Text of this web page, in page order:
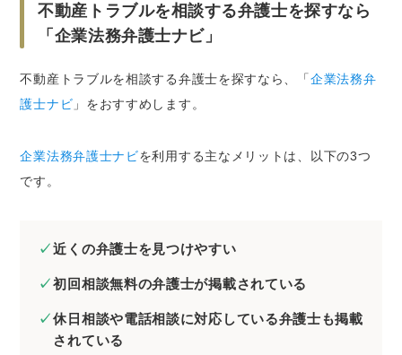
弁護士費用は依頼前によく確認しておく
不動産トラブルを相談する弁護士を探すなら
「企業法務弁護士ナビ」
不動産トラブルを相談する弁護士を探すなら、「企業法務弁
護士ナビ 」をおすすめします。
企業法務弁護士ナビを利用する主なメリットは、以下の3つ
です。
近くの弁護士を見つけやすい
初回相談無料の弁護士が掲載されている
休日相談や電話相談に対応している弁護士も掲載
されている